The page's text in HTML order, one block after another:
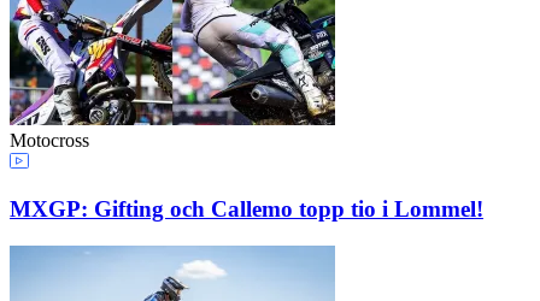
Motocross
MXGP: Gifting och Callemo topp tio i Lommel!